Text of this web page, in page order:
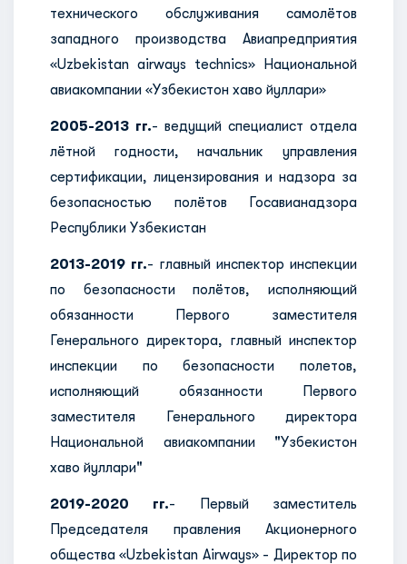
технического обслуживания самолётов
западного производства Авиапредприятия
«Uzbekistan airways technics» Национальной
авиакомпании «Узбекистон хаво йуллари»
2005-2013 гг.- ведущий специалист отдела
лётной годности, начальник управления
сертификации, лицензирования и надзора за
безопасностью полётов Госавианадзора
Республики Узбекистан
2013-2019 гг.- главный инспектор инспекции
по безопасности полётов, исполняющий
обязанности Первого заместителя
Генерального директора, главный инспектор
инспекции по безопасности полетов,
исполняющий обязанности Первого
заместителя Генерального директора
Национальной авиакомпании "Узбекистон
хаво йуллари"
2019-2020 гг.- Первый заместитель
Председателя правления Акционерного
общества «Uzbekistan Airways» - Директор по